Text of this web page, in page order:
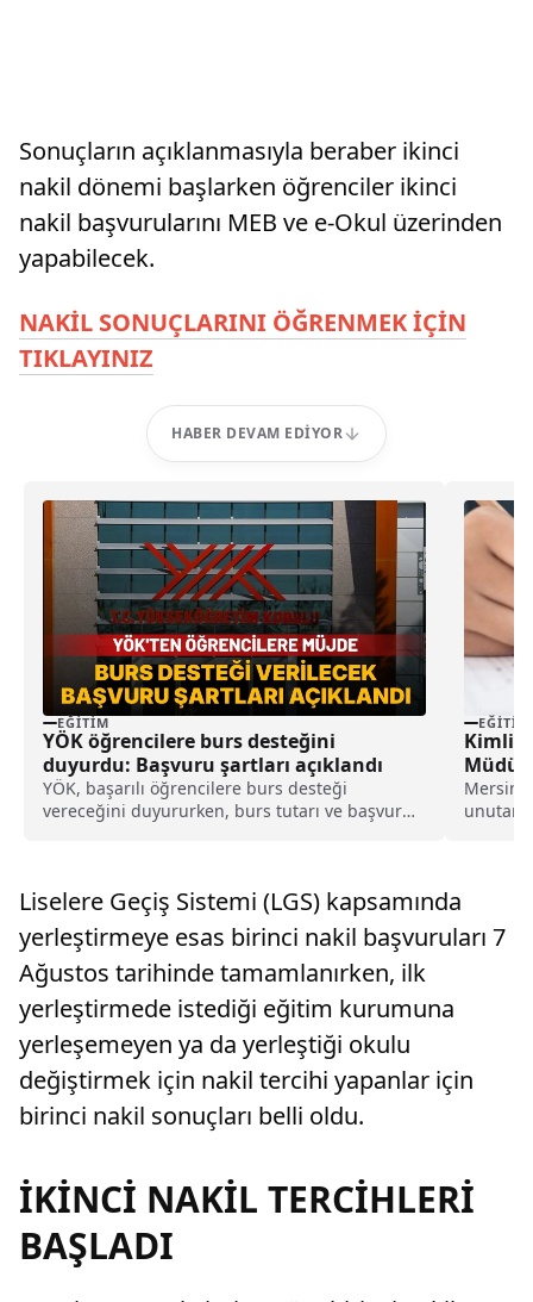
Sonuçların açıklanmasıyla beraber ikinci
nakil dönemi başlarken öğrenciler ikinci
nakil başvurularını MEB ve e-Okul üzerinden
yapabilecek.
NAKİL SONUÇLARINI ÖĞRENMEK İÇİN
TIKLAYINIZ
HABER DEVAM EDIYOR
EĞITIM
YÖK öğrencilere burs desteğini
duyurdu: Başvuru şartları açıklandı
YÖK, başarılı öğrencilere burs desteği
vereceğini duyururken, burs tutarı ve başvuru
EĞITIM
Yetişti
unutan
Liselere Geçiş Sistemi (LGS) kapsamında
yerleştirmeye esas birinci nakil başvuruları 7
Ağustos tarihinde tamamlanırken, ilk
yerleştirmede istediği eğitim kurumuna
yerleşemeyen ya da yerleştiği okulu
değiştirmek için nakil tercihi yapanlar için
birinci nakil sonuçları belli oldu.
İKİNCİ NAKİL TERCİHLERİ
BAŞLADI